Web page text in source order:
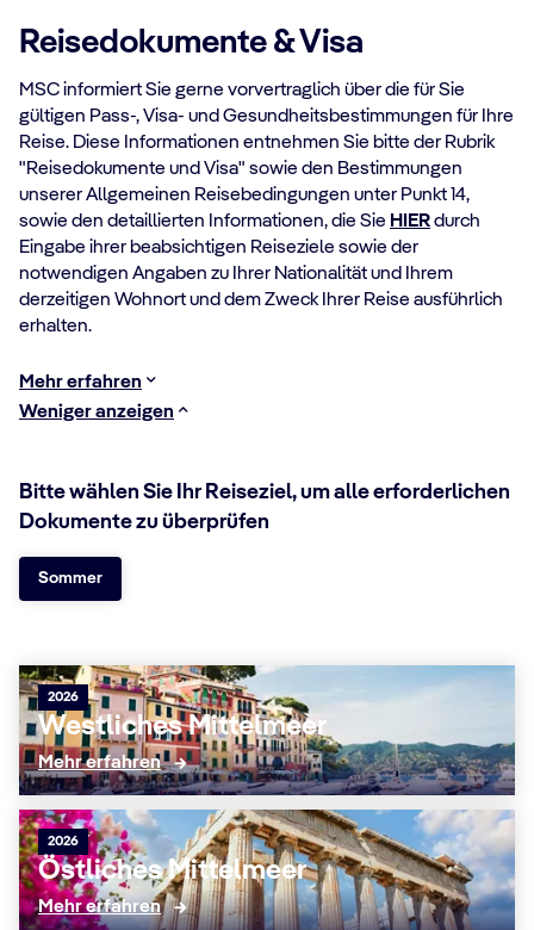
Reisedokumente & Visa
MSC informiert Sie gerne vorvertraglich über die für Sie
gültigen Pass-, Visa- und Gesundheitsbestimmungen für Ihre
Reise. Diese Informationen entnehmen Sie bitte der Rubrik
"Reisedokumente und Visa" sowie den Bestimmungen
unserer Allgemeinen Reisebedingungen unter Punkt 14,
sowie den detaillierten Informationen, die Sie HIERdurch
Eingabe ihrer beabsichtigen Reiseziele sowie der
notwendigen Angaben zu Ihrer Nationalität und Ihrem
derzeitigen Wohnort und dem Zweck Ihrer Reise ausführlich
erhalten.
Mehr erfahren
Weniger anzeigen
Bitte wählen Sie Ihr Reiseziel, um alle erforderlichen
Dokumente zu überprüfen
Sommer
2026
Westliches Mittelmeer
Mehr erfahren
2026
Östliches Mittelmeer
Mehr erfahren